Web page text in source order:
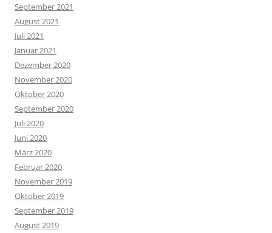
September 2021
August 2021
Juli 2021
Januar 2021
Dezember 2020
November 2020
Oktober 2020
September 2020
Juli 2020
Juni 2020
März 2020
Februar 2020
November 2019
Oktober 2019
September 2019
August 2019